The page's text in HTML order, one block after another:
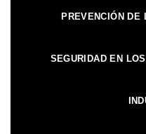
PREVENCIÓN DE
SEGURIDAD EN